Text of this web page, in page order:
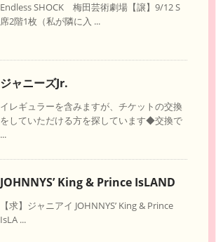
Endless SHOCK 梅田芸術劇場【譲】9/12 S
席2階1枚（私が隣に入 ...
ジャニーズJr.
イレギュラーを含みますが、チケットの交換
をしていただける方を探しています◆交換で
...
JOHNNYS’ King & Prince IsLAND
【求】ジャニアイ JOHNNYS’ King & Prince
IsLA ...